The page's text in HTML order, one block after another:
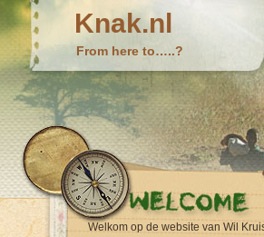
Knak.nl
From here to…..?
Welkom op de website van Wil